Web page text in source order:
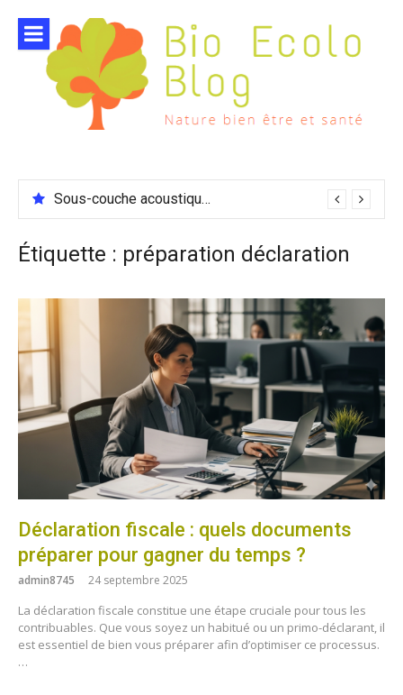
contenu
Sous-couche acoustique compatible chauffage sol
Étiquette : préparation déclaration
Déclaration fiscale : quels documents
préparer pour gagner du temps ?
admin8745 24 septembre 2025
La déclaration fiscale constitue une étape cruciale pour tous les
contribuables. Que vous soyez un habitué ou un primo-déclarant, il
est essentiel de bien vous préparer afin d’optimiser ce processus.
…